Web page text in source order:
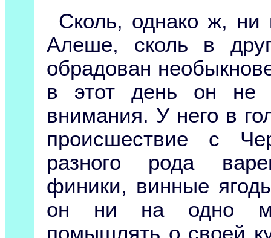
Сколь, однако ж, ни
Алеше, сколь в
обрадован
в этот день он не
внимания. У него в
происшествие с
разного рода
финики, винные
он ни на одно
помышлять о своей